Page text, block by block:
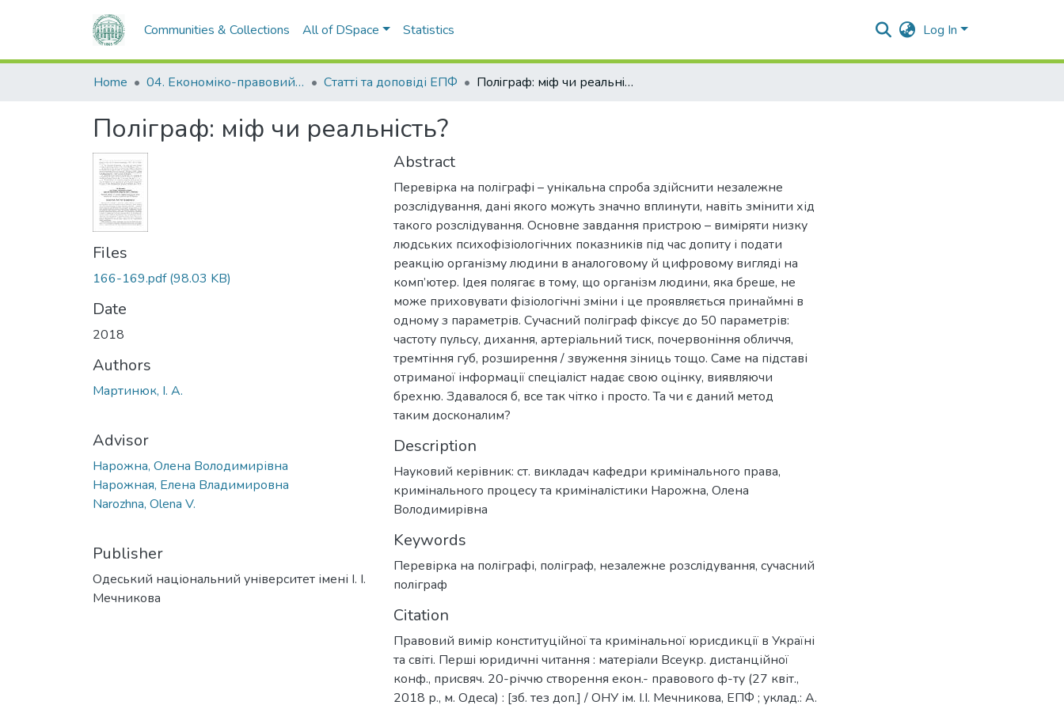
Communities & Collections All of DSpace Statistics Log In
Home 04. Економіко-правовий факультет Статті та доповіді ЕПФ Полiграф: мiф чи реальнiсть?
Полiграф: мiф чи реальнiсть?
Files
166-169.pdf(98.03 KB)
Date
2018
Authors
Мартинюк, I. А.
Advisor
Нарожна, Олена Володимирівна
Нарожная, Елена Владимировна
Narozhna, Olena V.
Publisher
Одеський національний університет імені І. І.
Мечникова
Abstract
Перевірка на поліграфі – унікальна спроба здійснити незалежне
розслідування, дані якого можуть значно вплинути, навіть змінити хід
такого розслідування. Основне завдання пристрою – виміряти низку
людських психофізіологічних показників під час допиту і подати
реакцію організму людини в аналоговому й цифровому вигляді на
комп’ютер. Iдея полягає в тому, що організм людини, яка бреше, не
може приховувати фізіологічні зміни і це проявляється принаймні в
одному з параметрів. Сучасний поліграф фіксує до 50 параметрів:
частоту пульсу, дихання, артеріальний тиск, почервоніння обличчя,
тремтіння губ, розширення / звуження зіниць тощо. Саме на підставі
отриманої інформації спеціаліст надає свою оцінку, виявляючи
брехню. Здавалося б, все так чітко і просто. Та чи є даний метод
таким досконалим?
Description
Науковий керівник: ст. викладач кафедри кримінального права,
кримінального процесу та криміналістики Нарожна, Олена
Володимирівна
Keywords
Перевірка на поліграфі, поліграф, незалежне розслідування, сучасний
поліграф
Citation
Правовий вимір конституційної та кримінальної юрисдикції в Україні
та світі. Перші юридичні читання : матеріали Всеукр. дистанційної
конф., присвяч. 20-річчю створення екон.- правового ф-ту (27 квіт.,
2018 р., м. Одеса) : [зб. тез доп.] / ОНУ ім. І.І. Мечникова, ЕПФ ; уклад.: А.